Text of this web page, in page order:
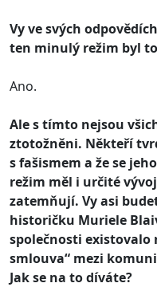
Vy ve svých
ten minulý režim byl
Ano.
Ale s tímto nejsou
ztotožněni. Někteří
s fašismem a že se
režim měl i určité
zatemňují. Vy asi
historičku Muriele
společnosti existovalo
smlouva“ mezi
Jak se na to díváte?